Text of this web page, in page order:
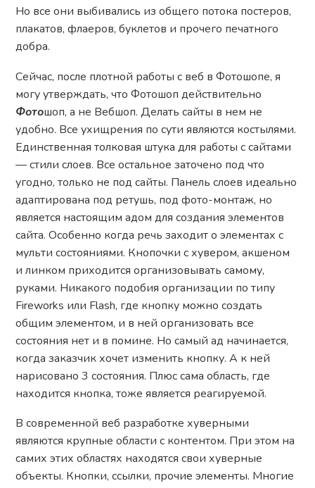
Но все они выбивались из общего потока постеров,
плакатов, флаеров, буклетов и прочего печатного
добра.
Сейчас, после плотной работы с веб в Фотошопе, я
могу утверждать, что Фотошоп действительно
Фотошоп, а не Вебшоп. Делать сайты в нем не
удобно. Все ухищрения по сути являются костылями.
Единственная толковая штука для работы с сайтами
— стили слоев. Все остальное заточено под что
угодно, только не под сайты. Панель слоев идеально
адаптирована под ретушь, под фото-монтаж, но
является настоящим адом для создания элементов
сайта. Особенно когда речь заходит о элементах с
мульти состояниями. Кнопочки с хувером, акшеном
и линком приходится организовывать самому,
руками. Никакого подобия организации по типу
Fireworks или Flash, где кнопку можно создать
общим элементом, и в ней организовать все
состояния нет и в помине. Но самый ад начинается,
когда заказчик хочет изменить кнопку. А к ней
нарисовано 3 состояния. Плюс сама область, где
находится кнопка, тоже является реагируемой.
В современной веб разработке хуверными
являются крупные области с контентом. При этом на
самих этих областях находятся свои хуверные
объекты. Кнопки, ссылки, прочие элементы. Многие